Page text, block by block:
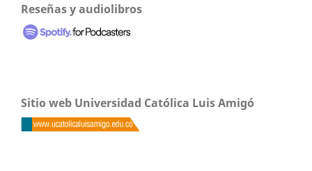
Reseñas y audiolibros
Sitio web Universidad Católica Luis Amigó